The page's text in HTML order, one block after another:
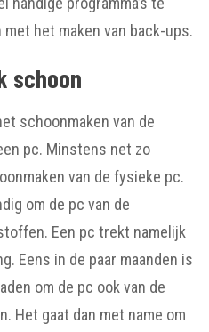
het maken van back-ups.
schoon
schoonmaken van de
pc. Minstens net zo
van de fysieke pc.
om de pc van de
Een pc trekt namelijk
Eens in de paar maanden is
om de pc ook van de
Het gaat dan met name om